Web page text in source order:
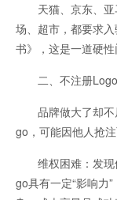
天猫、京东、亚
场、超市，都要求
书》，这是一道硬性
二、不注册Logo
品牌做大了却不
go，可能因他人抢注
维权困难：发现
go具有一定“影响力